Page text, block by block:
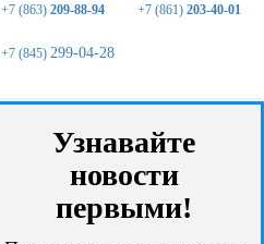
+7 (863) 209-88-94 +7 (861) 203-40-01
+7 (845) 299-04-28
Узнавайте
новости
первыми!